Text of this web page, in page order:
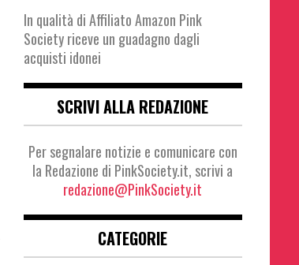
In qualità di Affiliato Amazon Pink
Society riceve un guadagno dagli
acquisti idonei
SCRIVI ALLA REDAZIONE
Per segnalare notizie e comunicare con
la Redazione di PinkSociety.it, scrivi a
redazione@PinkSociety.it
CATEGORIE